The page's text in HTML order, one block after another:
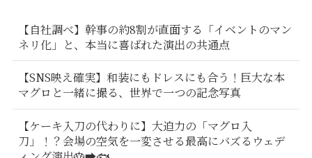
【自社調べ】幹事の約8割が直面する「イベントのマン
ネリ化」と、本当に喜ばれた演出の共通点
【SNS映え確実】和装にもドレスにも合う！巨大な本
マグロと一緒に撮る、世界で一つの記念写真
【ケーキ入刀の代わりに】大迫力の「マグロ入
刀」！？会場の空気を一変させる最高にバズるウェデ